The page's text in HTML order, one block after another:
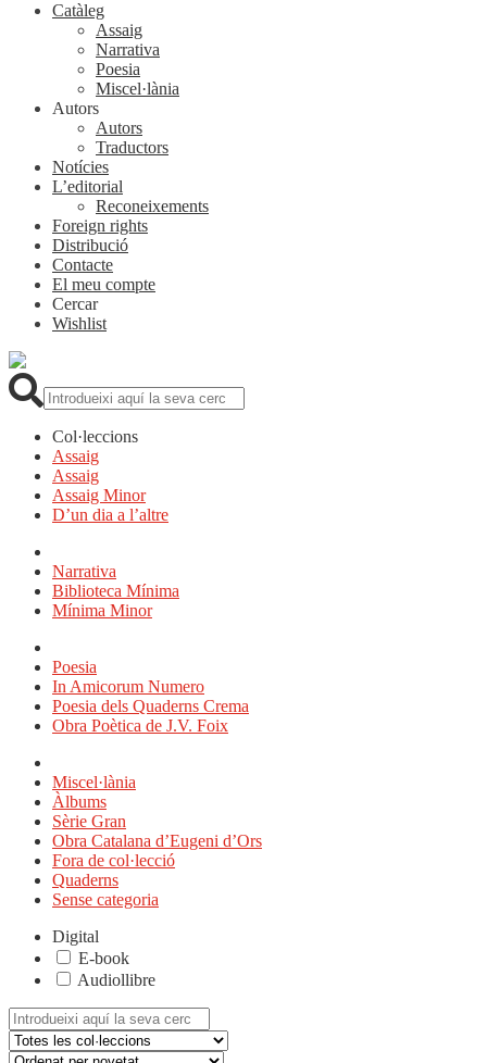
Catàleg
Assaig
Narrativa
Poesia
Miscel·lània
Autors
Autors
Traductors
Notícies
L’editorial
Reconeixements
Foreign rights
Distribució
Contacte
El meu compte
Cercar
Wishlist
Col·leccions
Assaig
Assaig
Assaig Minor
D’un dia a l’altre
Narrativa
Biblioteca Mínima
Mínima Minor
Poesia
In Amicorum Numero
Poesia dels Quaderns Crema
Obra Poètica de J.V. Foix
Miscel·lània
Àlbums
Sèrie Gran
Obra Catalana d’Eugeni d’Ors
Fora de col·lecció
Quaderns
Sense categoria
Digital
E-book
Audiollibre
Cerca: